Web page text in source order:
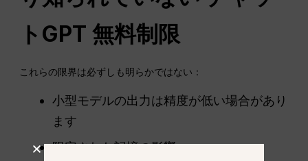
トGPT無料制限
これらの限界は必ずしも明らかではない：
小型モデルの出力は精度が低い場合があり
ます
限定された記憶の影響